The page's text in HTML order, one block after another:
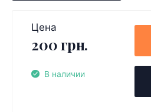
Цена
200 грн.
В наличии